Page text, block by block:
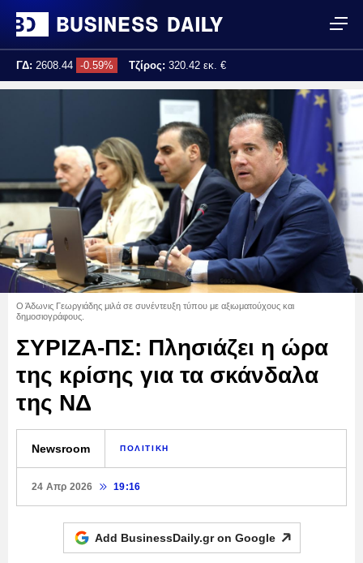
ΓΔ: 2608.44 -0.59% Τζίρος: 320.42 εκ. €
Ο Άδωνις Γεωργιάδης μιλά σε συνέντευξη τύπου με αξιωματούχους και
δημοσιογράφους.
ΣΥΡΙΖΑ-ΠΣ: Πλησιάζει η ώρα
της κρίσης για τα σκάνδαλα
της ΝΔ
Newsroom ΠΟΛΙΤΙΚΗ
24 Απρ 2026 19:16
Add BusinessDaily.gr on Google